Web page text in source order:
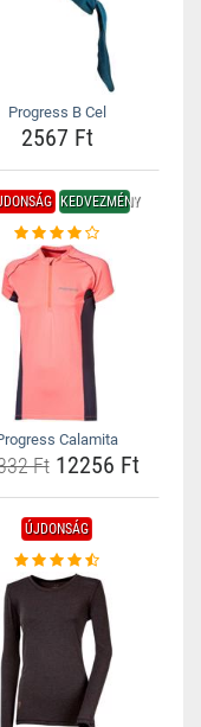
Progress B Cel
2567 Ft
KEDVEZMÉNY
Calamita
Ft12256 Ft
ÚJDONSÁG